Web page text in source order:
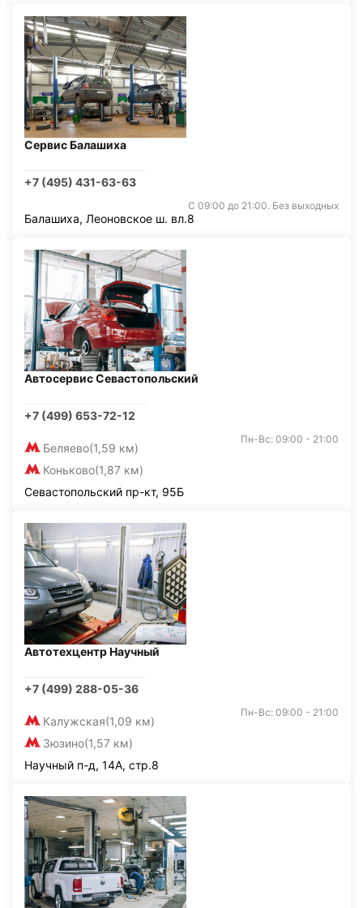
Сервис Балашиха
+7 (495) 431-63-63
С 09:00 до 21:00. Без выходных
Балашиха, Леоновское ш. вл.8
Автосервис Севастопольский
+7 (499) 653-72-12
Беляево(1,59 км)
Коньково(1,87 км)
Пн-Вс: 09:00 - 21:00
Севастопольский пр-кт, 95Б
Автотехцентр Научный
+7 (499) 288-05-36
Калужская(1,09 км)
Зюзино(1,57 км)
Пн-Вс: 09:00 - 21:00
Научный п-д, 14А, стр.8